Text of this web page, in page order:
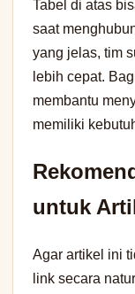
Tabel di atas
saat
yang jelas, tim
lebih cepat.
membantu
memiliki
untuk
Agar artikel ini
link secara